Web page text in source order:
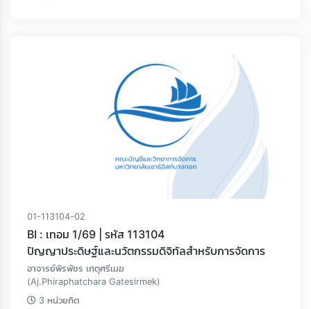
01-113104-02
BI : เทอม 1/69 | รหัส 113104
ปัญญาประดิษฐ์และนวัตกรรมดิจิทัลสำหรับการจัดการ
อาจารย์พิรพัชร เกตุศรีเมฆ
(Aj.Phiraphatchara Gatesirmek)
3 หน่วยกิต
Loading...